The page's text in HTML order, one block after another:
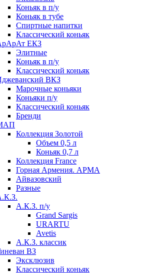
Коньяк в п/у
Коньяк в тубе
Спиртные напитки
Классический коньяк
ЕКЗ
Элитные
Коньяк в п/у
Классический коньяк
ВКЗ
Марочные коньяки
Коньяки п/у
Классический коньяк
Бренди
Коллекция Золотой
Объем 0,5 л
Коньяк 0,7 л
Коллекция France
Горная Армения. АРМА
Айвазовский
Разные
А.К.З. п/у
Grand Sargis
URARTU
Avetis
А.К.З. классик
ВЗ
Эксклюзив
Классический коньяк